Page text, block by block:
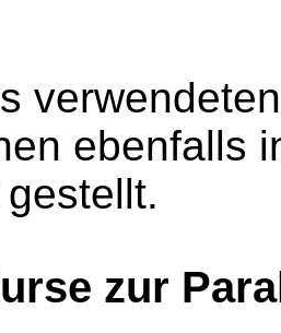
ebenfalls
zur